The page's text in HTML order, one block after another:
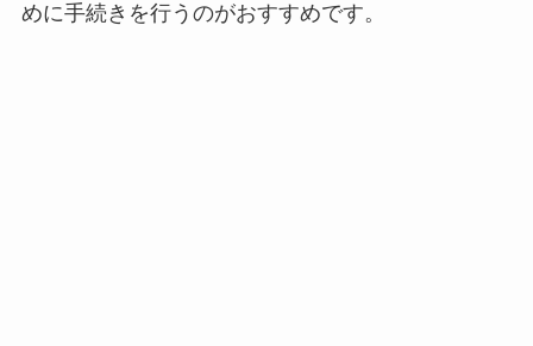
めに手続きを行うのがおすすめです。